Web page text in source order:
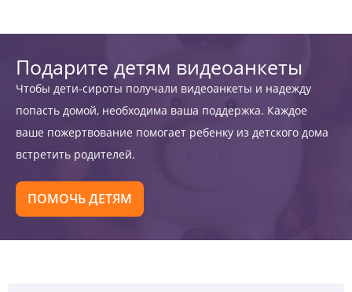
Подарите детям видеоанкеты
Чтобы дети-сироты получали видеоанкеты и надежду
попасть домой, необходима ваша поддержка. Каждое
ваше пожертвование помогает ребенку из детского дома
встретить родителей.
ПОМОЧЬ ДЕТЯМ